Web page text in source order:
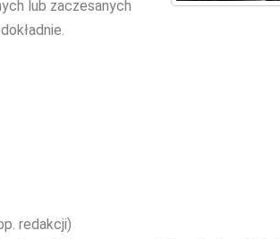
lub zaczesanych
redakcji)